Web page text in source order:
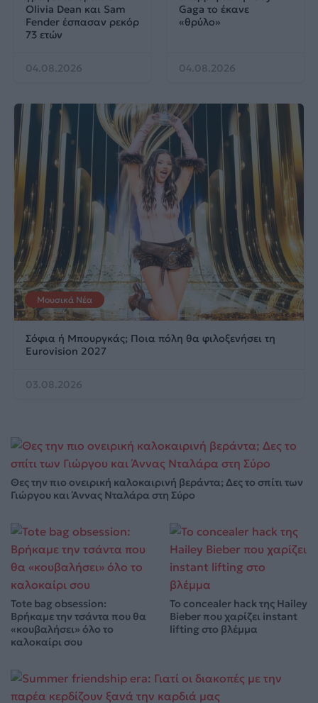
Olivia Dean και Sam
Fender έσπασαν ρεκόρ
73 ετών
04.08.2026
Gaga το έκανε
«θρύλο»
04.08.2026
Μουσικά Νέα
Σόφια ή Μπουργκάς; Ποια πόλη θα φιλοξενήσει τη
Eurovision 2027
03.08.2026
Θες την πιο ονειρική καλοκαιρινή βεράντα; Δες το σπίτι των
Γιώργου και Άννας Νταλάρα στη Σύρο
Tote bag obsession:
Βρήκαμε την τσάντα που θα
«κουβαλήσει» όλο το
καλοκαίρι σου
Το concealer hack της Hailey
Bieber που χαρίζει instant
lifting στο βλέμμα